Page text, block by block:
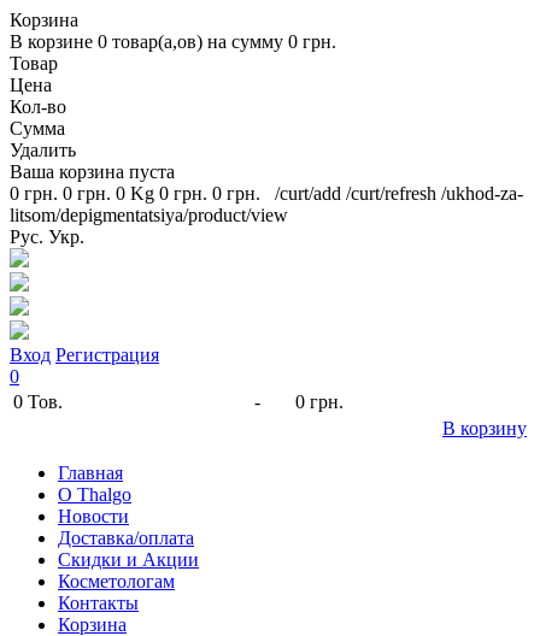
Корзина
В корзине 0 товар(а,ов) на сумму 0 грн.
Товар
Цена
Кол-во
Сумма
Удалить
Ваша корзина пуста
0 грн. 0 грн. 0 Kg 0 грн. 0 грн. /curt/add /curt/refresh /ukhod-za-
litsom/depigmentatsiya/product/view
Рус. Укр.
Вход Регистрация
0
0 Тов. -
0 грн.
В корзину
Главная
O Thalgo
Новости
Доставка/оплата
Скидки и Акции
Косметологам
Контакты
Корзина